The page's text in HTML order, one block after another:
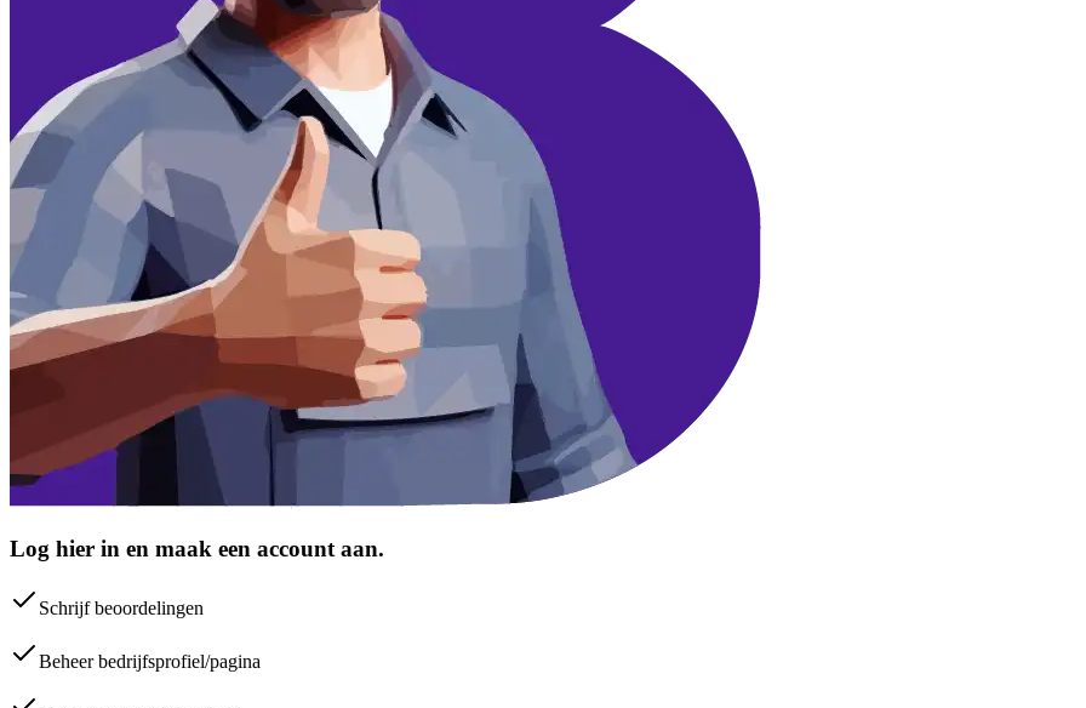
Log hier in en maak een account aan.
Schrijf beoordelingen
Beheer bedrijfsprofiel/pagina